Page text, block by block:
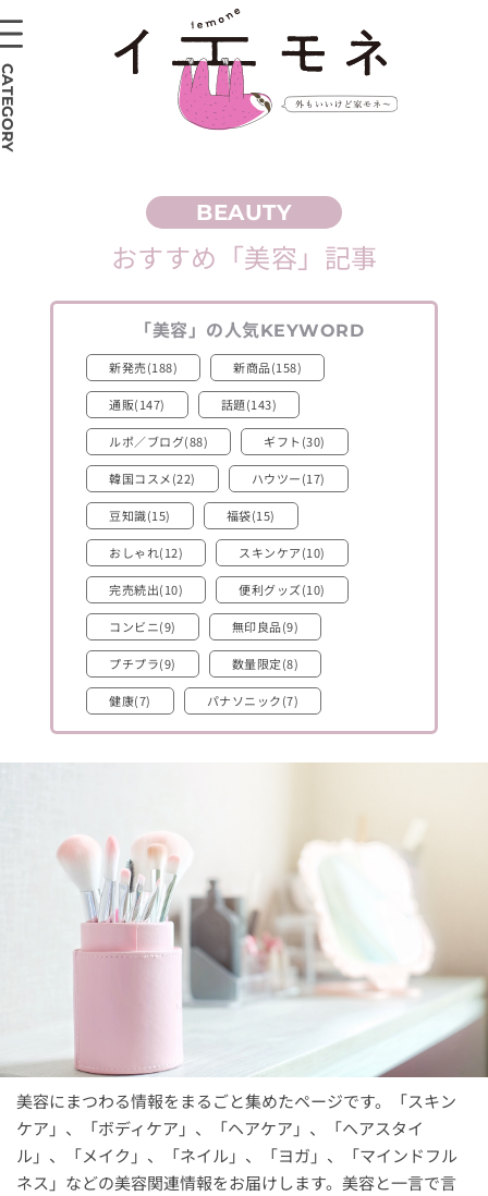
おすすめ 「美容」 記事
「美容」 の人気KEYWORD
新発売(188) 新商品(158)
通販(147) 話題(143)
ルポ／ブログ(88) ギフト(30)
韓国コスメ(22) ハウツー(17)
豆知識(15) 福袋(15)
おしゃれ(12) スキンケア(10)
完売続出(10) 便利グッズ(10)
コンビニ(9) 無印良品(9)
プチプラ(9) 数量限定(8)
健康(7) パナソニック(7)
美容にまつわる情報をまるごと集めたページです。「スキン
ケア」、「ボディケア」、「ヘアケア」、「ヘアスタイ
ル」、「メイク」、「ネイル」、「ヨガ」、「マインドフル
ネス」などの美容関連情報をお届けします。美容と一言で言